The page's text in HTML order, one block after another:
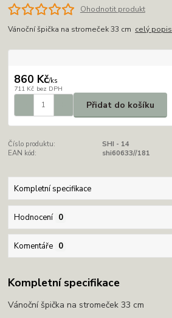
Ohodnotit produkt
Vánoční špička na stromeček 33 cm celý popis
860 Kč/ks
711 Kč bez DPH
Přidat do košíku
Číslo produktu:
SHI - 14
EAN kód:
shi60633//181
Kompletní specifikace
Hodnocení 0
Komentáře 0
Kompletní specifikace
Vánoční špička na stromeček 33 cm